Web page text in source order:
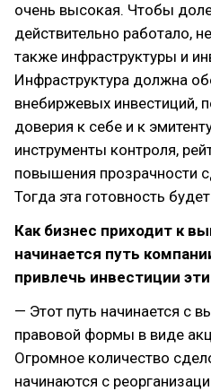
очень высокая. Чтобы
действительно работало,
также инфраструктуры и
Инфраструктура должна
внебиржевых инвестиций,
доверия к себе и к
инструменты контроля,
повышения прозрачности
Тогда эта готовность
Как бизнес приходит к
начинается путь
привлечь инвестиции
— Этот путь начинается с
правовой формы в виде
Огромное количество
начинаются с